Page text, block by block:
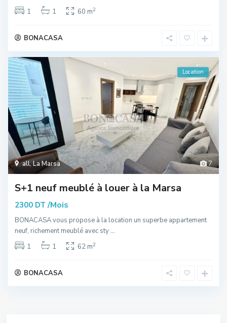
1
1 60 m2
BONACASA
7
all,La Marsa
Location
S+1 neuf meublé à louer à la Marsa
2300 DT /Mois
BONACASA vous propose à la location un superbe appartement
neuf, richement meublé avec sty...
1
1 62 m2
BONACASA